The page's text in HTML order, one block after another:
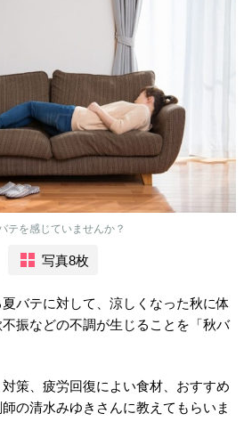
テを感じていませんか？
写真8枚
バテに対して、涼しくなった秋に体
振などの不調が生じることを「秋バ
策、疲労回復によい食材、おすすめ
の清水みゆきさんに教えてもらいま